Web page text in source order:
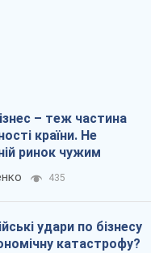
– теж частина
країни. Не
ринок чужим
435
удари по бізнесу
катастрофу?